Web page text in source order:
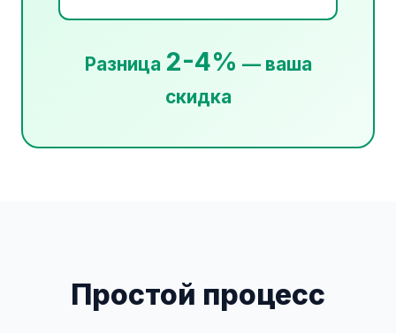
Разница 2-4% — ваша
скидка
Простой процесс